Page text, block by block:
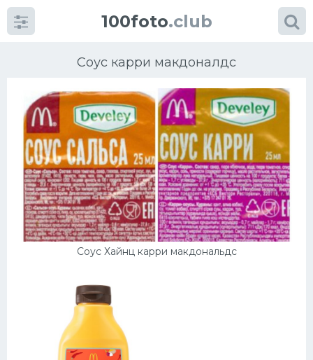
100foto.club
Соус карри макдоналдс
Соус Хайнц карри макдональдс
Категориикартинок
Супы
Мясные блюда